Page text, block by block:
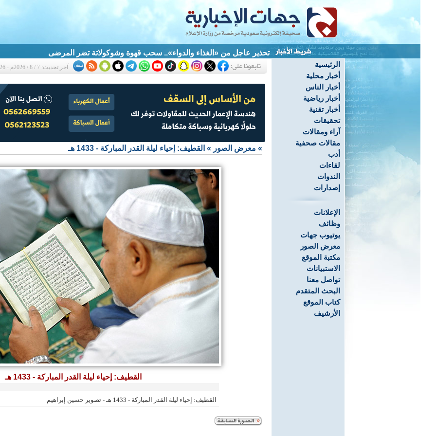
تحذير عاجل من «الغذاء والدواء».. سحب قهوة وشوكولاتة تضر المرضى
الرئيسية
أخبار محلية
أخبار الناس
أخبار رياضية
أخبار تقنية
تحقيقات
آراء ومقالات
مقالات صحفية
أدب
لقاءات
الندوات
إصدارات
الإعلانات
وظائف
يوتيوب جهات
معرض الصور
مكتبة الموقع
الاستبيانات
تواصل معنا
البحث المتقدم
كتاب الموقع
الأرشيف
آخر تحديث: 7 / 8 / 2026م - 12:26 ص
» معرض الصور » القطيف: إحياء ليلة القدر المباركة - 1433 هـ
القطيف: إحياء ليلة القدر المباركة - 1433 هـ
القطيف: إحياء ليلة القدر المباركة - 1433 هـ - تصوير حسين إبراهيم